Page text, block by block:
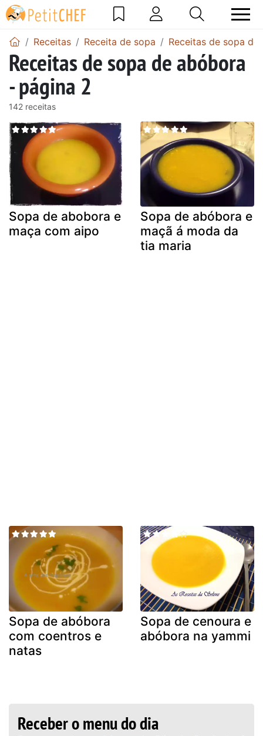
Receitas Receita de sopa Receitas de sopa de
Receitas de sopa de abóbora
- página 2
142 receitas
Sopa de abobora e
maça com aipo
Sopa de abóbora e
maçã á moda da
tia maria
Sopa de abóbora
com coentros e
natas
Sopa de cenoura e
abóbora na yammi
Receber o menu do dia